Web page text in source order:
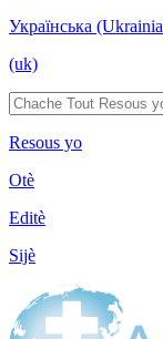
Українська
(uk)
Resous yo
Otè
Editè
Sijè